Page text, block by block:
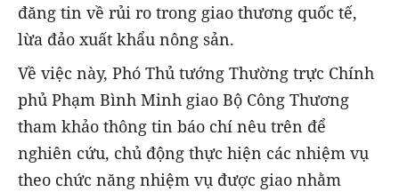
đăng tin về rủi ro trong giao thương quốc tế,
lừa đảo xuất khẩu nông sản.
Về việc này, Phó Thủ tướng Thường trực Chính
phủ Phạm Bình Minh giao Bộ Công Thương
tham khảo thông tin báo chí nêu trên để
nghiên cứu, chủ động thực hiện các nhiệm vụ
theo chức năng nhiệm vụ được giao nhằm